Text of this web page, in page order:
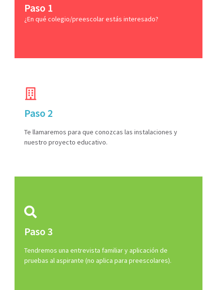
Paso 1
¿En qué colegio/preescolar estás interesado?
Paso 2
Te llamaremos para que conozcas las instalaciones y
nuestro proyecto educativo.
Paso 3
Tendremos una entrevista familiar y aplicación de
pruebas al aspirante (no aplica para preescolares).